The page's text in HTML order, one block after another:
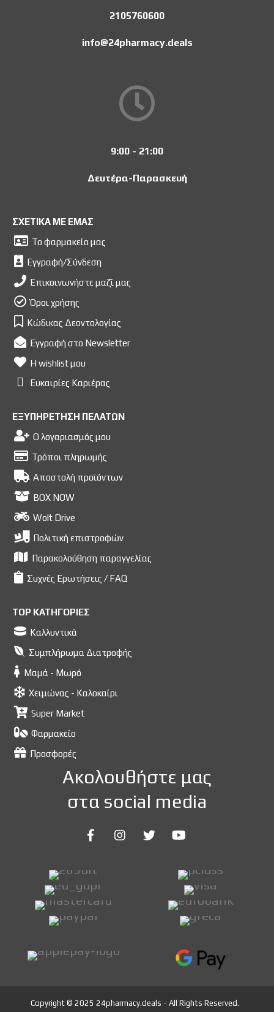
2105760600
info@24pharmacy.deals
9:00 - 21:00
Δευτέρα-Παρασκευή
ΣΧΕΤΙΚΑ ΜΕ ΕΜΑΣ
Το φαρμακείο μας
Εγγραφή/Σύνδεση
Επικοινωνήστε μαζί μας
Όροι χρήσης
Κώδικας Δεοντολογίας
Εγγραφή στο Newsletter
Η wishlist μου
Ευκαιρίες Kαριέρας
ΕΞΥΠΗΡΕΤΗΣΗ ΠΕΛΑΤΩΝ
Ο λογαριασμός μου
Τρόποι πληρωμής
Αποστολή προϊόντων
BOX NOW
Wolt Drive
Πολιτική επιστροφών
Παρακολούθηση παραγγελίας
Συχνές Ερωτήσεις / FAQ
TOP ΚΑΤΗΓΟΡΙΕΣ
Καλλυντικά
Συμπλήρωμα Διατροφής
Μαμά - Μωρό
Χειμώνας - Καλοκαίρι
Super Market
Φαρμακείο
Προσφορές
Ακολουθήστε μας
στα social media
Copyright © 2025 24pharmacy.deals - All Rights Reserved.